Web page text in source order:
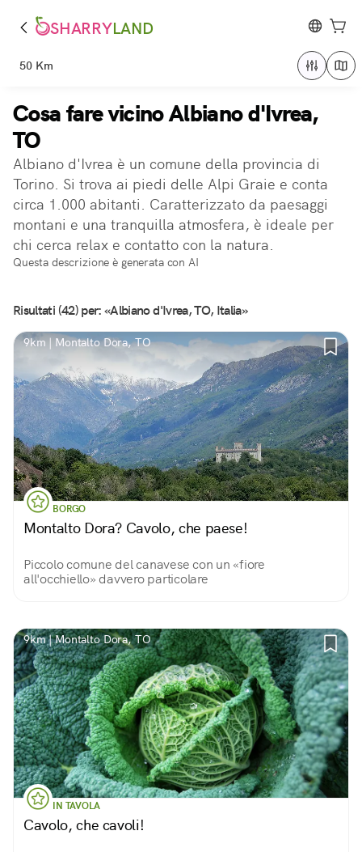
SHARRYLAND
50 Km
Cosa fare vicino Albiano d'Ivrea,
TO
Albiano d'Ivrea è un comune della provincia di
Torino. Si trova ai piedi delle Alpi Graie e conta
circa 1.000 abitanti. Caratterizzato da paesaggi
montani e una tranquilla atmosfera, è ideale per
chi cerca relax e contatto con la natura.
Questa descrizione è generata con AI
Risultati (42) per: «Albiano d'Ivrea, TO, Italia»
9km | Montalto Dora, TO
BORGO
Montalto Dora? Cavolo, che paese!
Piccolo comune del canavese con un «fiore
all'occhiello» davvero particolare
9km | Montalto Dora, TO
IN TAVOLA
Cavolo, che cavoli!